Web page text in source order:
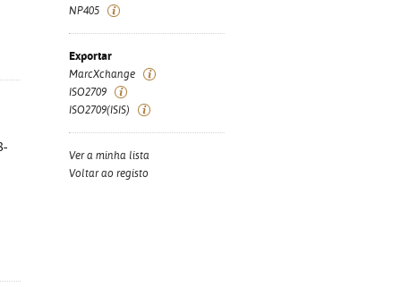
NP405
Exportar
MarcXchange
ISO2709
ISO2709(ISIS)
Ver a minha lista
Voltar ao registo